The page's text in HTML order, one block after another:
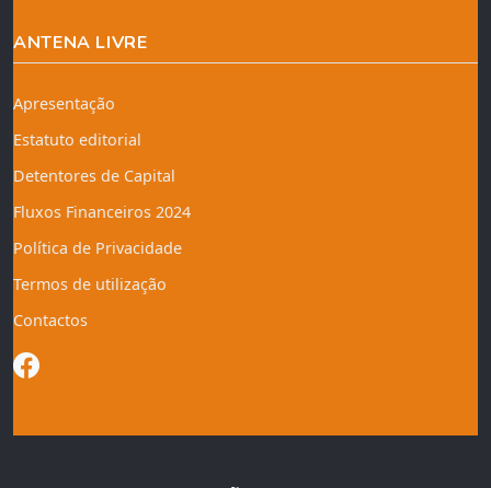
ANTENA LIVRE
Apresentação
Estatuto editorial
Detentores de Capital
Fluxos Financeiros 2024
Política de Privacidade
Termos de utilização
Contactos